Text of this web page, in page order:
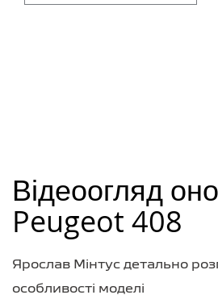
Відеоогляд
Peugeot 408
Ярослав Мінтус детально
особливості моделі